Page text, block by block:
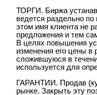
ТОРГИ. Биржа
ведется раздельно
этом имя клиента не
предложения и тем
В целях повышения
изменения его цены в
сложившуюся в
используется для
ГАРАНТИИ. Продав
рынке. Закрыть эту